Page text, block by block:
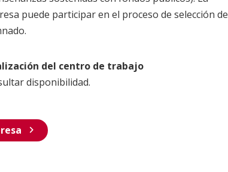
puede participar en el proceso de selección de
del centro de trabajo
disponibilidad.
chevron_right